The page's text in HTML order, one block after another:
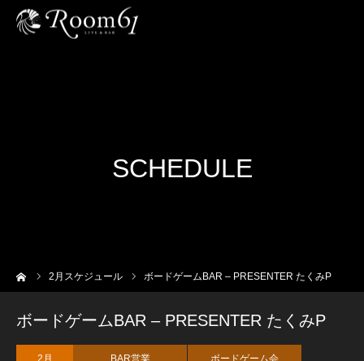
SCHEDULE
2 月スケジュール ボードゲームBAR – PRESENTER たくみP
ボードゲームBAR – PRESENTER たくみP
2月 BAR営業 ボードゲーム会